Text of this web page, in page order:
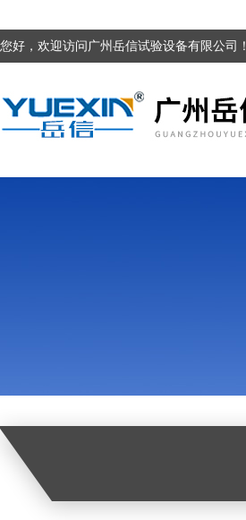
您好，欢迎访问广州岳信试验设备有限公司！